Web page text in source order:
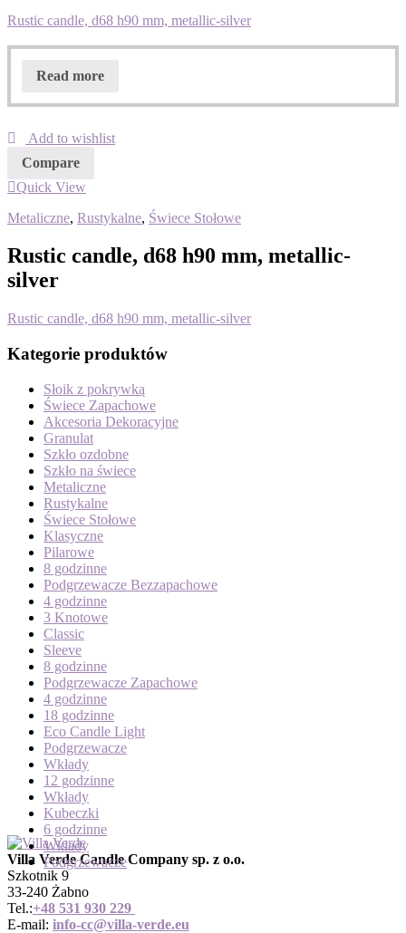
Rustic candle, d68 h90 mm, metallic-silver
Read more
Add to wishlist
Compare
Quick View
Metaliczne, Rustykalne, Świece Stołowe
Rustic candle, d68 h90 mm, metallic-
silver
Rustic candle, d68 h90 mm, metallic-silver
Kategorie produktów
Słoik z pokrywką
Świece Zapachowe
Akcesoria Dekoracyjne
Granulat
Szkło ozdobne
Szkło na świece
Metaliczne
Rustykalne
Świece Stołowe
Klasyczne
Pilarowe
8 godzinne
Podgrzewacze Bezzapachowe
4 godzinne
3 Knotowe
Classic
Sleeve
8 godzinne
Podgrzewacze Zapachowe
4 godzinne
18 godzinne
Eco Candle Light
Podgrzewacze
Wkłady
12 godzinne
Wkłady
Kubeczki
6 godzinne
Wkłady
Podgrzewacze
Villa Verde Candle Company sp. z o.o.
Szkotnik 9
33-240 Żabno
Tel.:+48 531 930 229
E-mail: info-cc@villa-verde.eu